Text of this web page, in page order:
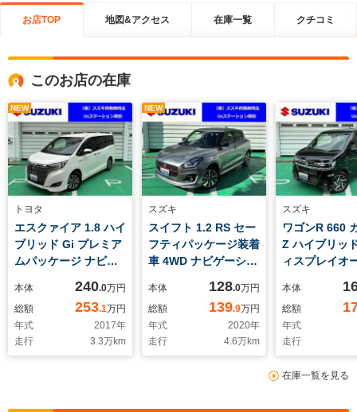
お店TOP 地図&アクセス 在庫一覧 クチコミ
このお店の在庫
NEW
トヨタ
エスクァイア 1.8 ハイ
ブリッド Gi プレミア
ムパッケージ ナビゲ
衝突被害軽減ブレー
キ バックアイカメ
ラ 後席両側パワース
ライドドア クルーズ
コントロール オート
本体 240.0万円
総額
253.1万円
年式
2017年
走行
3.3万km
NEW
スズキ
スイフト 1.2 RS セー
フティパッケージ装着
車 4WD ナビゲーショ
ETC 4WD アダプ
ティブクルーズコント
ロール オートライ
ト シートヒーター
パドルシフト スマー
本体 128.0万円
総額
139.9万円
年式
2020年
走行
4.6万km
スズキ
ワゴンR 660
Z ハイブリッ
ィスプレイオ
ヘッドアップ
レイ ETC
軽減ブレーキ
ーキングセ
ACC オート
ト スマート
本体
総額
年式
走行
在庫一覧を見る